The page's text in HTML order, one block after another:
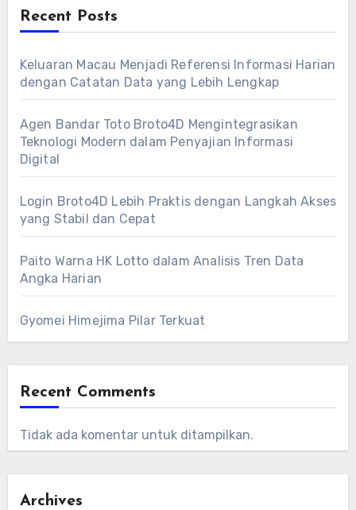
Recent Posts
Keluaran Macau Menjadi Referensi Informasi Harian
dengan Catatan Data yang Lebih Lengkap
Agen Bandar Toto Broto4D Mengintegrasikan
Teknologi Modern dalam Penyajian Informasi
Digital
Login Broto4D Lebih Praktis dengan Langkah Akses
yang Stabil dan Cepat
Paito Warna HK Lotto dalam Analisis Tren Data
Angka Harian
Gyomei Himejima Pilar Terkuat
Recent Comments
Tidak ada komentar untuk ditampilkan.
Archives